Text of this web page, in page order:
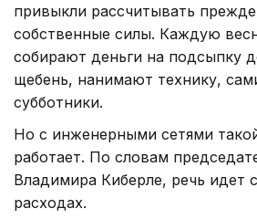
привыкли рассчитывать
собственные силы. Каждую
собирают деньги на подсыпку
щебень, нанимают технику,
субботники.
Но с инженерными сетями
работает. По словам
Владимира Киберле, речь идет
расходах.